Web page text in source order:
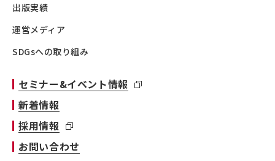
出版実績
運営メディア
SDGsへの取り組み
セミナー&イベント情報
新着情報
採用情報
お問い合わせ